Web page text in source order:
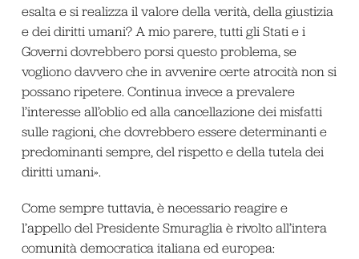
esalta e si realizza il valore della verità, della giustizia
e dei diritti umani? A mio parere, tutti gli Stati e i
Governi dovrebbero porsi questo problema, se
vogliono davvero che in avvenire certe atrocità non si
possano ripetere. Continua invece a prevalere
l’interesse all’oblio ed alla cancellazione dei misfatti
sulle ragioni, che dovrebbero essere determinanti e
predominanti sempre, del rispetto e della tutela dei
diritti umani».
Come sempre tuttavia, è necessario reagire e
l’appello del Presidente Smuraglia è rivolto all’intera
comunità democratica italiana ed europea: